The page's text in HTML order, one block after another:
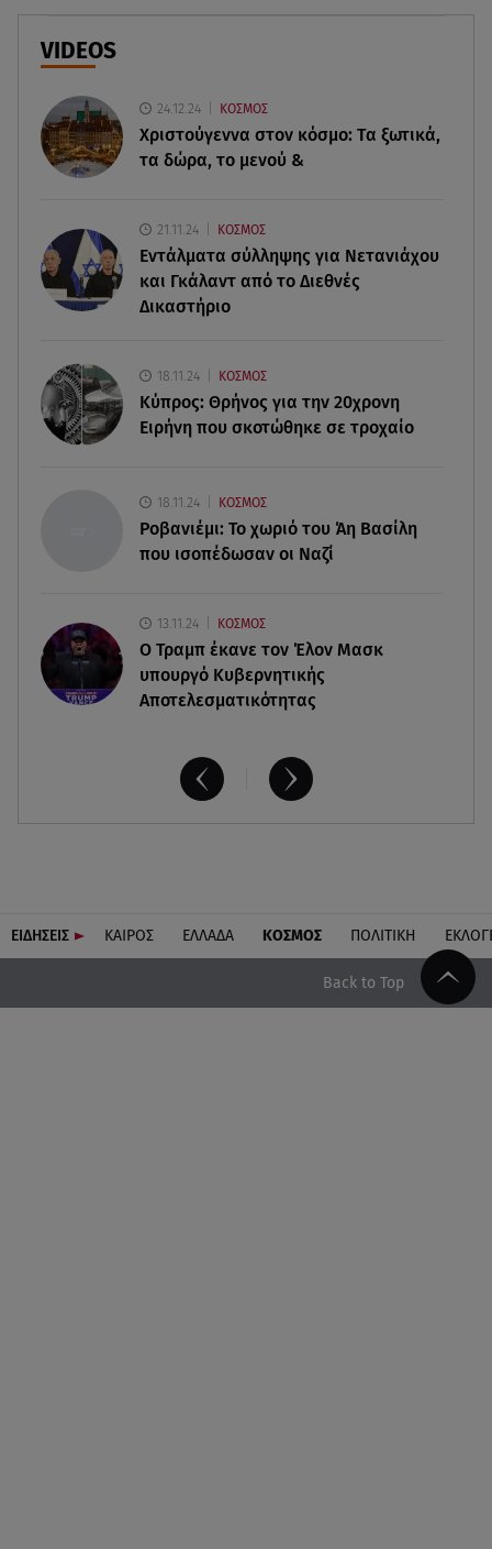
την Ελλάδα
09.08.26 , 20:22
Χούθι: Η επίθεση με drone έθεσε σε συναγερμό
τη Σαουδική Αραβία
09.08.26 , 20:01
09.08.26 , 19:50
Πάρος: Ο πατέρας του 4χρονου στο Star – «Δεν
υπήρχε ναυαγοσώστης»
09.08.26 , 18:57
Σε εξέλιξη η πυρκαγιά στο Σπήλαιο Ορεστιάδας
επόμενη ζωή να είμαστε κολλητές»
VIDEOS
24.12.24 ΚΟΣΜΟΣ
Χριστούγεννα στον κόσμο: Tα ξωτικά,
τα δώρα, το μενού &
21.11.24 ΚΟΣΜΟΣ
Εντάλματα σύλληψης για Νετανιάχου
και Γκάλαντ από το Διεθνές
Δικαστήριο
18.11.24 ΚΟΣΜΟΣ
Κύπρος: Θρήνος για την 20χρονη
Ειρήνη που σκοτώθηκε σε τροχαίο
18.11.24 ΚΟΣΜΟΣ
Ροβανιέμι: Το χωριό του Άη Βασίλη
που ισοπέδωσαν οι Ναζί
13.11.24 ΚΟΣΜΟΣ
O Τραμπ έκανε τον Έλον Μασκ
υπουργό Κυβερνητικής
Αποτελεσματικότητας
ΕΙΔΗΣΕΙΣ ΚΑΙΡΟΣ ΕΛΛΑΔΑ ΚΟΣΜΟΣ ΠΟΛΙΤΙΚΗ
Back to Top